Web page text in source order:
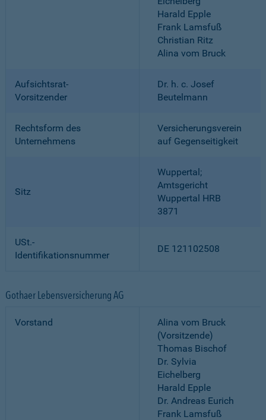
Harald Epple
Frank Lamsfuß
Christian Ritz
Alina vom Bruck
Aufsichtsrat-
Vorsitzender
Dr. h. c. Josef
Beutelmann
Rechtsform des
Unternehmens
Versicherungsverein
auf Gegenseitigkeit
Sitz
Wuppertal;
Amtsgericht
Wuppertal HRB
3871
USt.-
Identifikationsnummer
DE 121102508
Gothaer Lebensversicherung AG
Vorstand
Alina vom Bruck
(Vorsitzende)
Thomas Bischof
Dr. Sylvia
Eichelberg
Harald Epple
Dr. Andreas Eurich
Frank Lamsfuß